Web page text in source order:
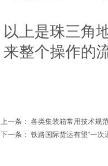
以上是珠三角
来整个操作的
上一条： 各类集装箱常用技术规
下一条： 铁路国际货运有望“一次